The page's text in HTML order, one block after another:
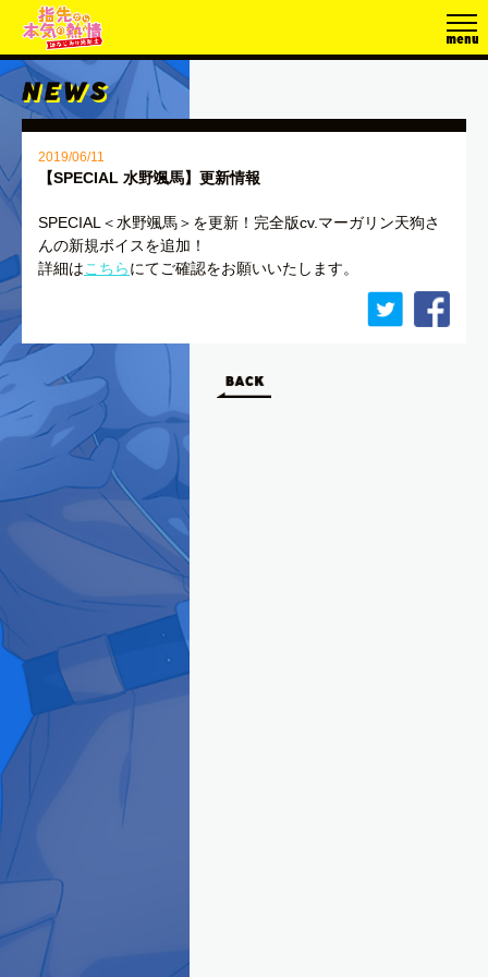
2019/06/11
【SPECIAL 水野颯馬】更新情報
SPECIAL＜水野颯馬＞を更新！完全版cv.マーガリン天狗さ
んの新規ボイスを追加！
詳細はこちらにてご確認をお願いいたします。